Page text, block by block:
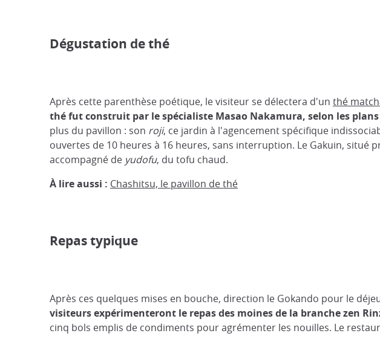
Dégustation de thé
Après cette parenthèse poétique, le visiteur se délectera d'un thé
thé fut construit par le spécialiste Masao Nakamura, selon les
plus du pavillon : son roji, ce jardin à l'agencement spécifique
ouvertes de 10 heures à 16 heures, sans interruption. Le Gakuin,
accompagné de yudofu, du tofu chaud.
À lire aussi : Chashitsu, le pavillon de thé
Repas typique
Après ces quelques mises en bouche, direction le Gokando pour le
visiteurs expérimenteront le repas des moines de la branche zen
cinq bols emplis de condiments pour agrémenter les nouilles. Le